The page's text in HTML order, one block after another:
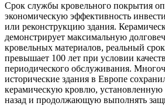
Срок службы кровельного покрытия
экономическую эффективность
или реконструкцию здания.
демонстрирует максимальную
кровельных материалов, реальный
превышает 100 лет при условии
периодического обслуживания.
исторические здания в Европе
керамическую кровлю, установленную
назад и продолжающую выполнять